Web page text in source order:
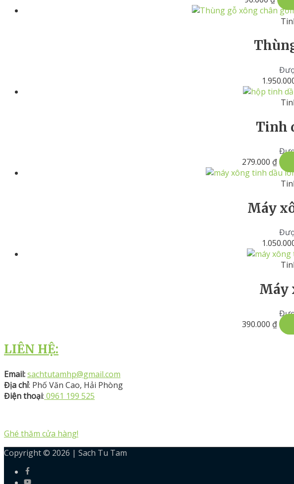
Tinh
279.000 ₫
Máy
Máy
390.000 ₫
LIÊN HỆ:
Email:sachtutamhp@gmail.com
Địa chỉ: Phố Văn Cao, Hải Phòng
Điện thoại: 0961 199 525
Ghé thăm cửa hàng!
Copyright © 2026 | Sach Tu Tam